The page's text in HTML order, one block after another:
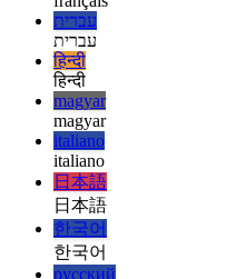
español
français
français
עברית
עברית
हिन्दी
हिन्दी
magyar
magyar
italiano
italiano
日本語
日本語